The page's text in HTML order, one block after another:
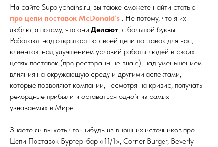
На сайте Supplychains.ru, вы также сможете найти статью
про цепи поставок McDonald’s . Не потому, что я их
люблю, а потому, что они Делают, с большой буквы.
Работают над открытостью своей цепи поставок для нас,
клиентов, над улучшением условий работы людей в своих
цепях поставок (про рестораны не знаю), над уменьшением
влияния на окружающую среду и другими аспектами,
которые позволяют компании, несмотря на кризис, получать
рекордные прибыли и оставаться одной из самых
узнаваемых в Мире.
Знаете ли вы хоть что-нибудь из внешних источников про
Цепи Поставок Бургер-бар «11/1», Corner Burger, Beverly